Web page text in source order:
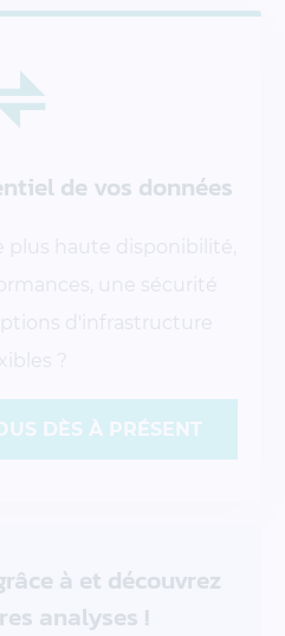
de vos données
plus haute disponibilité,
une sécurité
d'infrastructure
?
DÈS À PRÉSENT
à et découvrez
analyses !